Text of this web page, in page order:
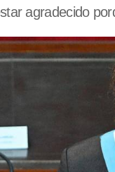
agradecido